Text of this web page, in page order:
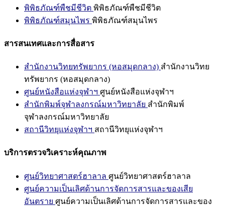
พิพิธภัณฑ์พืชมีชีวิต พิพิธภัณฑ์พืชมีชีวิต
พิพิธภัณฑ์สมุนไพร พิพิธภัณฑ์สมุนไพร
สารสนเทศและการสื่อสาร
สำนักงานวิทยทรัพยากร (หอสมุดกลาง) สำนักงานวิทย
ทรัพยากร (หอสมุดกลาง)
ศูนย์หนังสือแห่งจุฬาฯ ศูนย์หนังสือแห่งจุฬาฯ
สำนักพิมพ์จุฬาลงกรณ์มหาวิทยาลัย สำนักพิมพ์
จุฬาลงกรณ์มหาวิทยาลัย
สถานีวิทยุแห่งจุฬาฯ สถานีวิทยุแห่งจุฬาฯ
บริการตรวจวิเคราะห์คุณภาพ
ศูนย์วิทยาศาสตร์ฮาลาล ศูนย์วิทยาศาสตร์ฮาลาล
ศูนย์ความเป็นเลิศด้านการจัดการสารและของเสีย
อันตราย ศูนย์ความเป็นเลิศด้านการจัดการสารและของ